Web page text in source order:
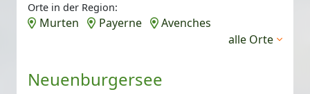
Orte in der Region:
Murten Payerne
Avenches
alle Orte
Neuenburgersee